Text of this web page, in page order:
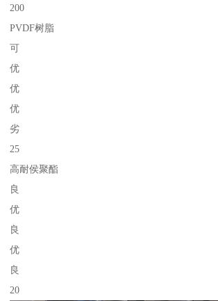
200
PVDF树脂
可
优
优
优
劣
25
高耐侯聚酯
良
优
良
优
良
20